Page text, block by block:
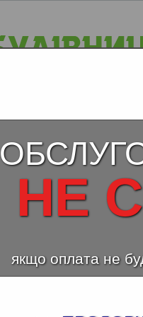
НЕ
якщо оплата не